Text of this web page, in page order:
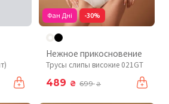
Фан Дні -30%
Нежное прикосновение
Трусы слипы високие 021GT
489 ₴ 699₴